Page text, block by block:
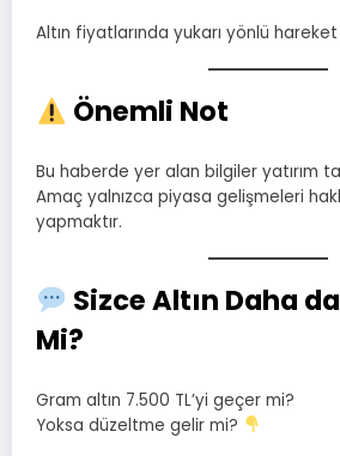
Altın fiyatlarında yukarı yönlü
Önemli Not
Bu haberde yer alan bilgiler yatırım
Amaç yalnızca piyasa gelişmeleri
yapmaktır.
Sizce Altın Daha
Mi?
Gram altın 7.500 TL’yi geçer mi?
Yoksa düzeltme gelir mi?